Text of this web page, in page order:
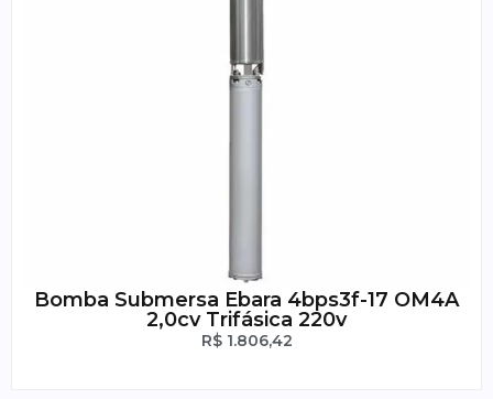
Bomba Submersa Ebara 4bps3f-17 OM4A
2,0cv Trifásica 220v
R$1.806,42